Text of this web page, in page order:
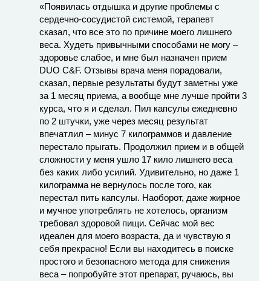
«Появилась отдышка и другие проблемы с
сердечно-сосудистой системой, терапевт
сказал, что все это по причине моего лишнего
веса. Худеть привычными способами не могу –
здоровье слабое, и мне был назначен прием
DUO C&F. Отзывы врача меня порадовали,
сказал, первые результаты будут заметны уже
за 1 месяц приема, а вообще мне лучше пройти 3
курса, что я и сделал. Пил капсулы ежедневно
по 2 штучки, уже через месяц результат
впечатлил – минус 7 килограммов и давление
перестало прыгать. Продолжил прием и в общей
сложности у меня ушло 17 кило лишнего веса
без каких либо усилий. Удивительно, но даже 1
килограмма не вернулось после того, как
перестал пить капсулы. Наоборот, даже жирное
и мучное употреблять не хотелось, организм
требовал здоровой пищи. Сейчас мой вес
идеален для моего возраста, да и чувствую я
себя прекрасно! Если вы находитесь в поиске
простого и безопасного метода для снижения
веса – попробуйте этот препарат, ручаюсь, вы